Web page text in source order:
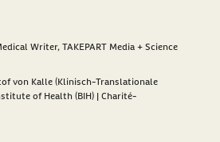
Writer, TAKEPART Media + Science
von Kalle (Klinisch-Translationale
of Health (BIH) | Charité-